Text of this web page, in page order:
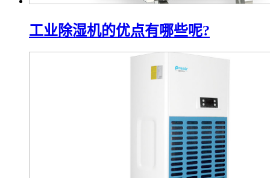
工业除湿机的优点有哪些呢?